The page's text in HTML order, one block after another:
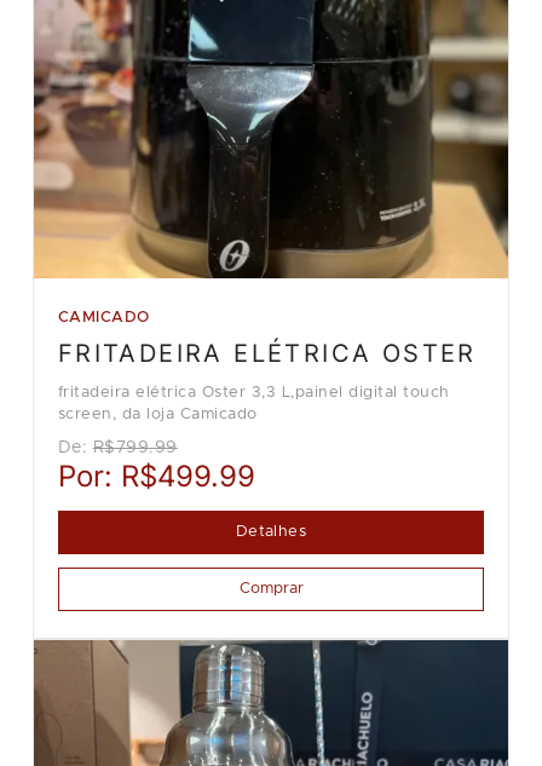
CAMICADO
FRITADEIRA ELÉTRICA OSTER
fritadeira elétrica Oster 3,3 L,painel digital touch
screen, da loja Camicado
De: R$799.99
Por: R$499.99
Detalhes
Comprar